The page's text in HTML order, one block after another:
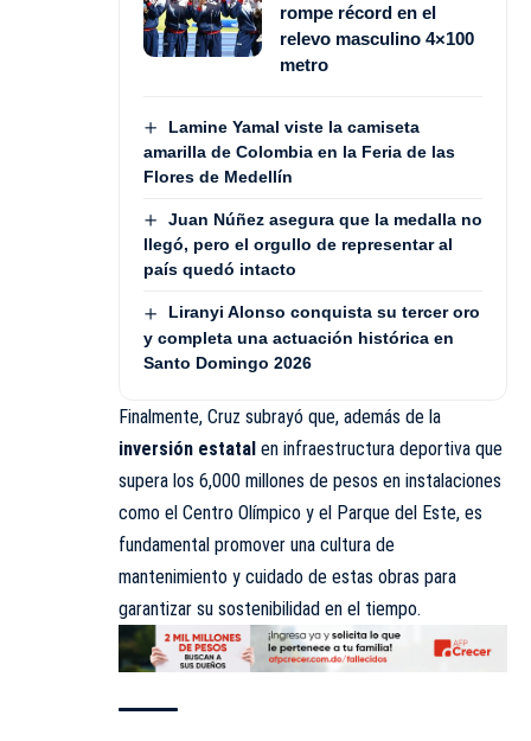
rompe récord en el
relevo masculino 4×100
metro
Lamine Yamal viste la camiseta
amarilla de Colombia en la Feria de las
Flores de Medellín
Juan Núñez asegura que la medalla no
llegó, pero el orgullo de representar al
país quedó intacto
Liranyi Alonso conquista su tercer oro
y completa una actuación histórica en
Santo Domingo 2026
Finalmente, Cruz subrayó que, además de la
inversión estatal en infraestructura deportiva que
supera los 6,000 millones de pesos en instalaciones
como el Centro Olímpico y el Parque del Este, es
fundamental promover una cultura de
mantenimiento y cuidado de estas obras para
garantizar su sostenibilidad en el tiempo.